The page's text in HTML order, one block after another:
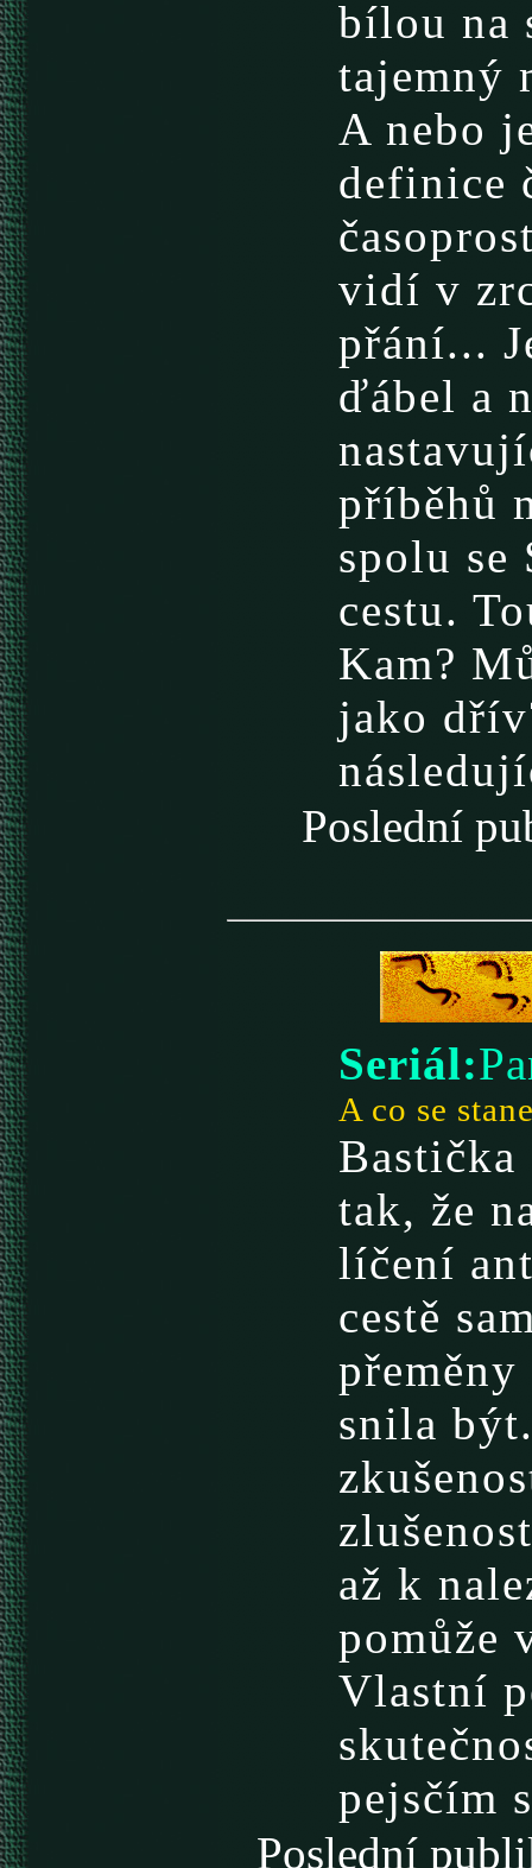
bílou na
tajemný
A nebo
definice
vidí v
přání...
ďábel a
příběhů
spolu se
cestu.
Kam?
jako
Poslední
Seriál:
A co se
tak, že
líčení
cestě
snila
až k
pomůže
Vlastní
pejsčím
Poslední